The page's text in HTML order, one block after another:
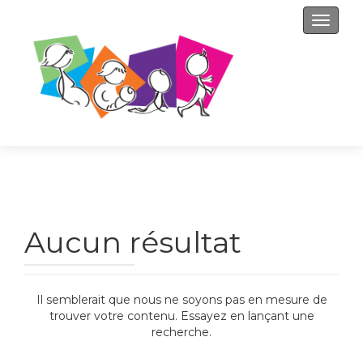
Aucun résultat
Il semblerait que nous ne soyons pas en mesure de
trouver votre contenu. Essayez en lançant une
recherche.